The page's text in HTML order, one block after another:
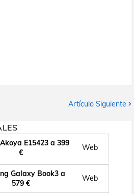
Artículo Siguiente
E15423 a 399
€
Web
Galaxy Book3 a
579 €
Web